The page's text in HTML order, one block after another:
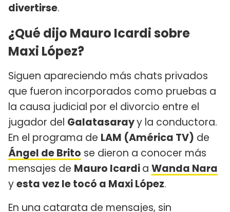
divertirse.
¿Qué dijo Mauro Icardi sobre
Maxi López?
Siguen apareciendo más chats privados
que fueron incorporados como pruebas a
la causa judicial por el divorcio entre el
jugador del Galatasarayy la conductora.
En el programa de LAM (América TV) de
Ángel de Brito se dieron a conocer más
mensajes de Mauro Icardia Wanda Nara
yesta vez le tocó a Maxi López.
En una catarata de mensajes, sin